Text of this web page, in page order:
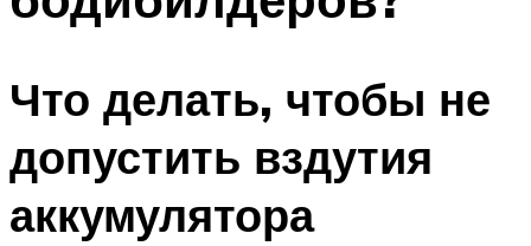
Что делать, чтобы не
допустить вздутия
аккумулятора